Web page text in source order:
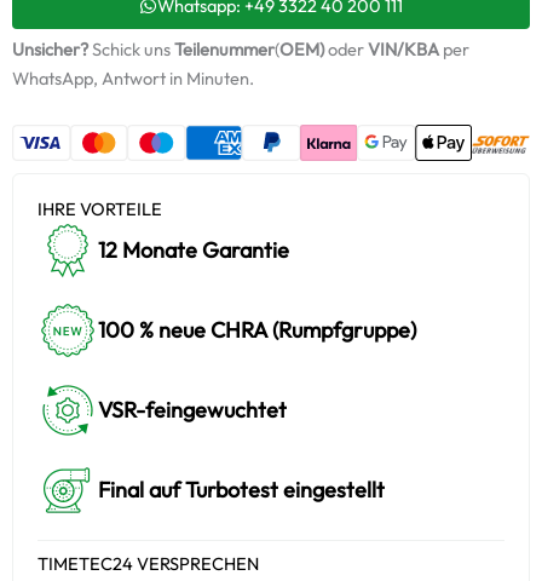
Whatsapp: +49 3322 40 200 111
Unsicher?Schick unsTeilenummer(OEM)oderVIN/KBAper
WhatsApp, Antwort in Minuten.
IHRE VORTEILE
12 Monate Garantie
100 % neue CHRA (Rumpfgruppe)
VSR-feingewuchtet
Final auf Turbotest eingestellt
TIMETEC24 VERSPRECHEN